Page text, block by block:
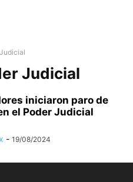
Judicial
iniciaron paro de
el Poder Judicial
- 19/08/2024